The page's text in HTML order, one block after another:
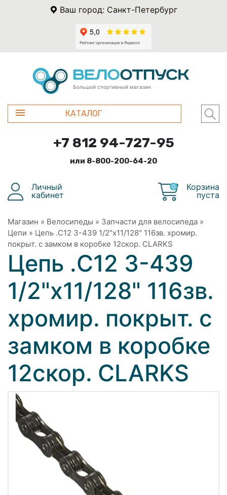
Ваш город: Санкт-Петербург
Большой спортивный магазин
КАТАЛОГ
+7 812 94-727-95
или 8-800-200-64-20
Личный
кабинет
0
Корзина
пуста
Магазин » Велосипеды » Запчасти для велосипеда »
Цепи » Цепь .C12 3-439 1/2"x11/128" 116зв. хромир.
покрыт. с замком в коробке 12скор. CLARKS
Цепь .C12 3-439
1/2"x11/128" 116зв.
хромир. покрыт. с
замком в коробке
12скор. CLARKS